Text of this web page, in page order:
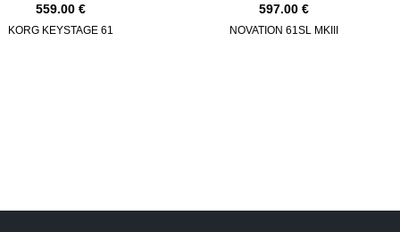
559.00
KORG KEYSTAGE 61
597.00
NOVATION 61SL MKIII